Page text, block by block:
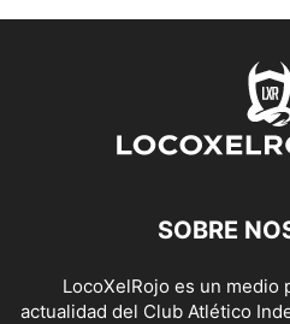
SOBRE
LocoXelRojo es un medio
actualidad del Club Atlético